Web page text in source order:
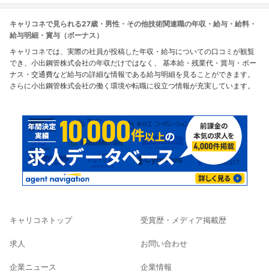
キャリコネで見られる27歳・男性・その他技術関連職の年収・給与・給料・
給与明細・賞与（ボーナス）
キャリコネでは、実際の社員が投稿した年収・給与についての口コミが観覧
でき、小出鋼管株式会社の年収だけではなく、 基本給・残業代・賞与・ボー
ナス・交通費など給与の詳細な情報である給与明細を見ることができます。
さらに小出鋼管株式会社の働く環境や転職に役立つ情報が充実しています。
キャリコネトップ
求人
企業ニュース
受賞歴・メディア掲載歴
お問い合わせ
企業情報